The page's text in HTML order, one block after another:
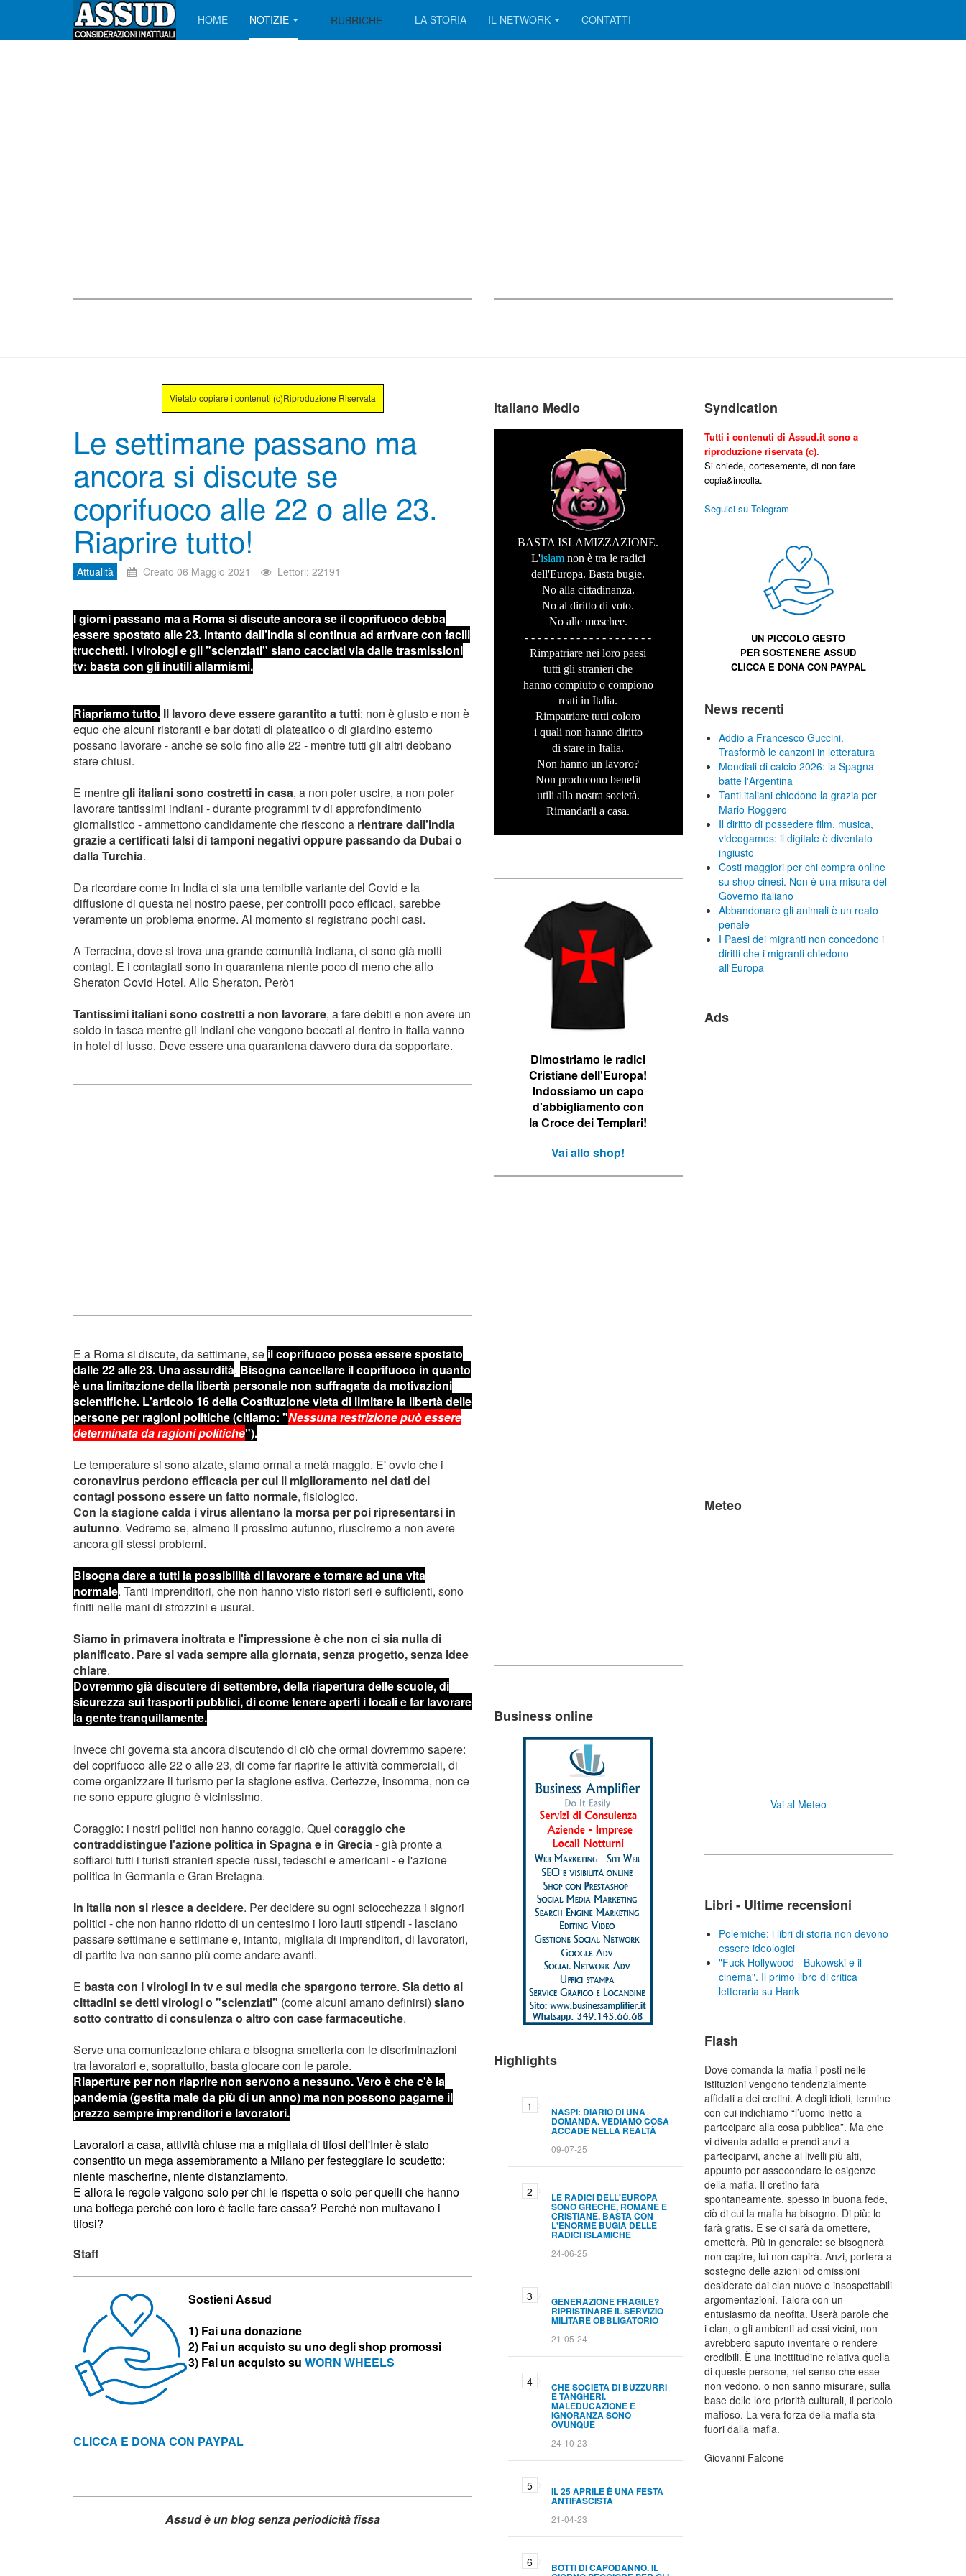
HOME NOTIZIE RUBRICHE LA STORIA IL NETWORK CONTATTI
Vietato copiare i contenuti (c)Riproduzione Riservata
Le settimane passano ma
ancora si discute se
coprifuoco alle 22 o alle 23.
Riaprire tutto!
Attualità Creato 06 Maggio 2021 Lettori: 22191
I giorni passano ma a Roma si discute ancora se il coprifuoco debba
essere spostato alle 23. Intanto dall'India si continua ad arrivare con facili
trucchetti. I virologi e gli "scienziati" siano cacciati via dalle trasmissioni
tv: basta con gli inutili allarmismi.
Riapriamo tutto. Il lavoro deve essere garantito a tutti: non è giusto e non è
equo che alcuni ristoranti e bar dotati di plateatico o di giardino esterno
possano lavorare - anche se solo fino alle 22 - mentre tutti gli altri debbano
stare chiusi.
E mentregli italiani sono costretti in casa, a non poter uscire, a non poter
lavorare tantissimi indiani - durante programmi tv di approfondimento
giornalistico - ammettono candidamente che riescono a rientrare dall'India
grazie a certificati falsi di tamponi negativi oppure passando da Dubai o
dalla Turchia.
Da ricordare come in India ci sia una temibile variante del Covid e la
diffusione di questa nel nostro paese, per controlli poco efficaci, sarebbe
veramente un problema enorme. Al momento si registrano pochi casi.
A Terracina, dove si trova una grande comunità indiana, ci sono già molti
contagi. E i contagiati sono in quarantena niente poco di meno che allo
Sheraton Covid Hotel. Allo Sheraton. Però1
Tantissimi italiani sono costretti a non lavorare, a fare debiti e non avere un
soldo in tasca mentre gli indiani che vengono beccati al rientro in Italia vanno
in hotel di lusso. Deve essere una quarantena davvero dura da sopportare.
E a Roma si discute, da settimane, se il coprifuoco possa essere spostato
dalle 22 alle 23. Una assurdità. Bisogna cancellare il coprifuoco in quanto
è una limitazione della libertà personale non suffragata da motivazioni
scientifiche. L'articolo 16 della Costituzione vieta di limitare la libertà delle
persone per ragioni politiche (citiamo: "Nessuna restrizione può essere
determinata da ragioni politiche").
Le temperature si sono alzate, siamo ormai a metà maggio. E' ovvio che i
coronavirus perdono efficacia per cui il miglioramento nei dati dei
contagi possono essere un fatto normale, fisiologico.
Con la stagione calda i virus allentano la morsa per poi ripresentarsi in
autunno. Vedremo se, almeno il prossimo autunno, riusciremo a non avere
ancora gli stessi problemi.
Bisogna dare a tutti la possibilità di lavorare e tornare ad una vita
normale. Tanti imprenditori, che non hanno visto ristori seri e sufficienti, sono
finiti nelle mani di strozzini e usurai.
Siamo in primavera inoltrata e l'impressione è che non ci sia nulla di
pianificato. Pare si vada sempre alla giornata, senza progetto, senza idee
chiare.
Dovremmo già discutere di settembre, della riapertura delle scuole, di
sicurezza sui trasporti pubblici, di come tenere aperti i locali e far lavorare
la gente tranquillamente.
Invece chi governa sta ancora discutendo di ciò che ormai dovremmo sapere:
del coprifuoco alle 22 o alle 23, di come far riaprire le attività commerciali, di
come organizzare il turismo per la stagione estiva. Certezze, insomma, non ce
ne sono eppure giugno è vicinissimo.
Coraggio: i nostri politici non hanno coraggio. Quel coraggio che
contraddistingue l'azione politica in Spagna e in Grecia - già pronte a
soffiarci tutti i turisti stranieri specie russi, tedeschi e americani - e l'azione
politica in Germania e Gran Bretagna.
In Italia non si riesce a decidere. Per decidere su ogni sciocchezza i signori
politici - che non hanno ridotto di un centesimo i loro lauti stipendi - lasciano
passare settimane e settimane e, intanto, migliaia di imprenditori, di lavoratori,
di partite iva non sanno più come andare avanti.
E basta con i virologi in tv e sui media che spargono terrore. Sia detto ai
cittadini se detti virologi o "scienziati" (come alcuni amano definirsi) siano
sotto contratto di consulenza o altro con case farmaceutiche.
Serve una comunicazione chiara e bisogna smetterla con le discriminazioni
tra lavoratori e, soprattutto, basta giocare con le parole.
Riaperture per non riaprire non servono a nessuno. Vero è che c'è la
pandemia (gestita male da più di un anno) ma non possono pagarne il
prezzo sempre imprenditori e lavoratori.
Lavoratori a casa, attività chiuse ma a migliaia di tifosi dell'Inter è stato
consentito un mega assembramento a Milano per festeggiare lo scudetto:
niente mascherine, niente distanziamento.
E allora le regole valgono solo per chi le rispetta o solo per quelli che hanno
una bottega perché con loro è facile fare cassa? Perché non multavano i
tifosi?
Staff
Sostieni Assud
1) Fai una donazione
2) Fai un acquisto su uno degli shop promossi
3) Fai un acquisto su WORN WHEELS
CLICCA E DONA CON PAYPAL
Assud è un blog senza periodicità fissa
Italiano Medio
BASTA ISLAMIZZAZIONE.
L'islam non è tra le radici
dell'Europa. Basta bugie.
No alla cittadinanza.
No al diritto di voto.
No alle moschee.
- - - - - - - - - - - - - - - - - - - -
Rimpatriare nei loro paesi
tutti gli stranieri che
hanno compiuto o compiono
reati in Italia.
Rimpatriare tutti coloro
i quali non hanno diritto
di stare in Italia.
Non hanno un lavoro?
Non producono benefit
utili alla nostra società.
Rimandarli a casa.
Dimostriamo le radici
Cristiane dell'Europa!
Indossiamo un capo
d'abbigliamento con
la Croce dei Templari!
Vai allo shop!
Business online
Highlights
NASPI: DIARIO DI UNA
DOMANDA. VEDIAMO COSA
ACCADE NELLA REALTÀ
09-07-25
LE RADICI DELL'EUROPA
SONO GRECHE, ROMANE E
CRISTIANE. BASTA CON
L'ENORME BUGIA DELLE
RADICI ISLAMICHE
24-06-25
GENERAZIONE FRAGILE?
RIPRISTINARE IL SERVIZIO
MILITARE OBBLIGATORIO
21-05-24
CHE SOCIETÀ DI BUZZURRI
E TANGHERI.
MALEDUCAZIONE E
IGNORANZA SONO
OVUNQUE
24-10-23
IL 25 APRILE È UNA FESTA
ANTIFASCISTA
21-04-23
BOTTI DI CAPODANNO. IL
Syndication
Tutti i contenuti di Assud.it sono a
riproduzione riservata (c).
Si chiede, cortesemente, di non fare
copia&incolla.
Seguici su Telegram
UN PICCOLO GESTO
PER SOSTENEREASSUD
CLICCA E DONA CON PAYPAL
News recenti
Addio a Francesco Guccini.
Trasformò le canzoni in letteratura
Mondiali di calcio 2026: la Spagna
batte l'Argentina
Tanti italiani chiedono la grazia per
Mario Roggero
Il diritto di possedere film, musica,
videogames: il digitale è diventato
ingiusto
Costi maggiori per chi compra online
su shop cinesi. Non è una misura del
Governo italiano
Abbandonare gli animali è un reato
penale
I Paesi dei migranti non concedono i
diritti che i migranti chiedono
all'Europa
Ads
Meteo
Vai al Meteo
Libri - Ultime recensioni
Polemiche: i libri di storia non devono
essere ideologici
"Fuck Hollywood - Bukowski e il
cinema". Il primo libro di critica
letteraria su Hank
Flash
Dove comanda la mafia i posti nelle
istituzioni vengono tendenzialmente
affidati a dei cretini. A degli idioti, termine
con cui indichiamo “l’uomo inetto a
partecipare alla cosa pubblica”. Ma che
vi diventa adatto e prendi anzi a
parteciparvi, anche ai livelli più alti,
appunto per assecondare le esigenze
della mafia. Il cretino farà
spontaneamente, spesso in buona fede,
ciò di cui la mafia ha bisogno. Di più: lo
farà gratis. E se ci sarà da omettere,
ometterà. Più in generale: se bisognerà
non capire, lui non capirà. Anzi, porterà a
sostegno delle azioni od omissioni
desiderate dai clan nuove e insospettabili
argomentazioni. Talora con un
entusiasmo da neofita. Userà parole che
i clan, o gli ambienti ad essi vicini, non
avrebbero saputo inventare o rendere
credibili. È una inettitudine relativa quella
di queste persone, nel senso che esse
non vedono, o non sanno misurare, sulla
base delle loro priorità culturali, il pericolo
mafioso. La vera forza della mafia sta
fuori dalla mafia.
Giovanni Falcone